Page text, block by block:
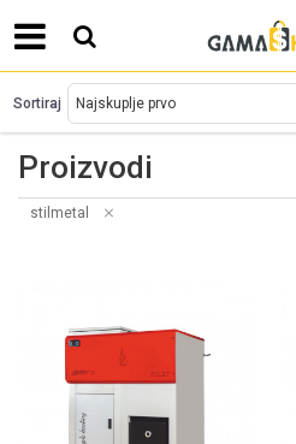
SIGURNO PLAĆANJE
Proizvodi
Sortiraj
stilmetal